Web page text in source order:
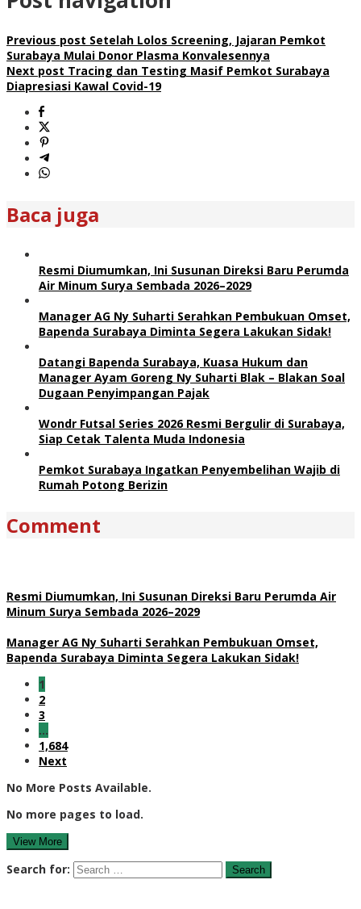
Previous post Setelah Lolos Screening, Jajaran Pemkot
Surabaya Mulai Donor Plasma Konvalesennya
Next post Tracing dan Testing Masif Pemkot Surabaya
Diapresiasi Kawal Covid-19
Baca juga
Resmi Diumumkan, Ini Susunan Direksi Baru Perumda
Air Minum Surya Sembada 2026–2029
Manager AG Ny Suharti Serahkan Pembukuan Omset,
Bapenda Surabaya Diminta Segera Lakukan Sidak!
Datangi Bapenda Surabaya, Kuasa Hukum dan
Manager Ayam Goreng Ny Suharti Blak – Blakan Soal
Dugaan Penyimpangan Pajak
Wondr Futsal Series 2026 Resmi Bergulir di Surabaya,
Siap Cetak Talenta Muda Indonesia
Pemkot Surabaya Ingatkan Penyembelihan Wajib di
Rumah Potong Berizin
Comment
Resmi Diumumkan, Ini Susunan Direksi Baru Perumda Air
Minum Surya Sembada 2026–2029
Manager AG Ny Suharti Serahkan Pembukuan Omset,
Bapenda Surabaya Diminta Segera Lakukan Sidak!
1
2
3
…
1,684
Next
No More Posts Available.
No more pages to load.
View More
Search for: